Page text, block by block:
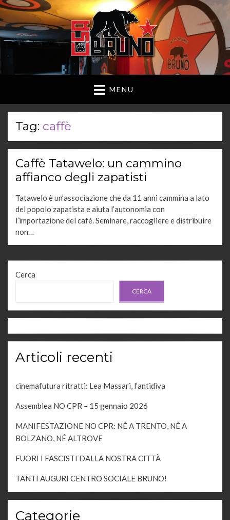
MENU
Tag: caffè
Caffè Tatawelo: un cammino
affianco degli zapatisti
Tatawelo è un’associazione che da 11 anni cammina a lato
del popolo zapatista e aiuta l’autonomia con
l’importazione del cafè. Seminare, raccogliere e distribuire
non…
Cerca
CERCA
Articoli recenti
cinemafutura ritratti: Lea Massari, l’antidiva
Assemblea NO CPR – 15 gennaio 2026
MANIFESTAZIONE NO CPR: NÉ A TRENTO, NÉ A
BOLZANO, NÉ ALTROVE
FUORI I FASCISTI DALLA NOSTRA CITTÀ
TANTI AUGURI CENTRO SOCIALE BRUNO!
Categorie